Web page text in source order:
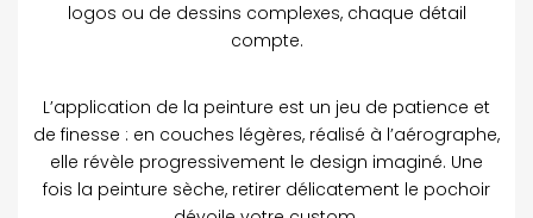
logos ou de dessins complexes, chaque détail
compte.
L’application de la peinture est un jeu de patience et
de finesse : en couches légères, réalisé à l’aérographe,
elle révèle progressivement le design imaginé. Une
fois la peinture sèche, retirer délicatement le pochoir